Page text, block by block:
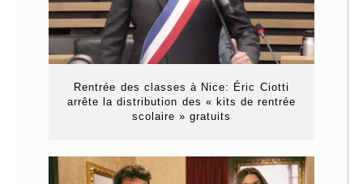
Rentrée des classes à Nice: Éric Ciotti
arrête la distribution des « kits de rentrée
scolaire » gratuits